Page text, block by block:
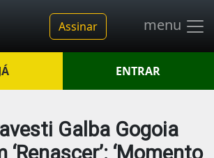
Assinar menu
ENTRAR
Galba Gogoia
‘Momento